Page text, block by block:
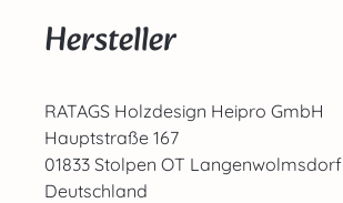
Hersteller
RATAGS Holzdesign Heipro GmbH
Hauptstraße 167
01833 Stolpen OT Langenwolmsdorf
Deutschland